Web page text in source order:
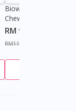
Biowell Zeero 200mg
Chewable Tablet
RM 9.80
RM11.27